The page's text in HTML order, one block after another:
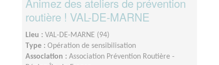
routière ! VAL-DE-MARNE
Lieu : VAL-DE-MARNE (94)
Type : Opération de sensibilisation
Association : Association Prévention Routière -